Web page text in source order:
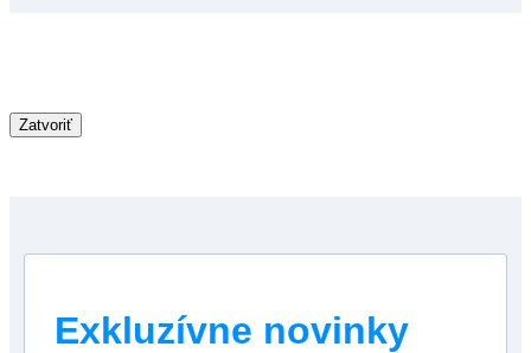
Zatvoriť
Exkluzívne novinky